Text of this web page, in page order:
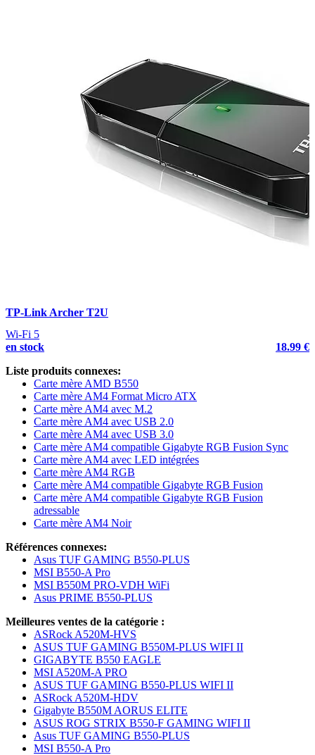
TP-Link Archer T2U
Wi-Fi 5
en stock
18.99 €
Liste produits connexes:
Carte mère AMD B550
Carte mère AM4 Format Micro ATX
Carte mère AM4 avec M.2
Carte mère AM4 avec USB 2.0
Carte mère AM4 avec USB 3.0
Carte mère AM4 compatible Gigabyte RGB Fusion Sync
Carte mère AM4 avec LED intégrées
Carte mère AM4 RGB
Carte mère AM4 compatible Gigabyte RGB Fusion
Carte mère AM4 compatible Gigabyte RGB Fusion
adressable
Carte mère AM4 Noir
Références connexes:
Asus TUF GAMING B550-PLUS
MSI B550-A Pro
MSI B550M PRO-VDH WiFi
Asus PRIME B550-PLUS
Meilleures ventes de la catégorie :
ASRock A520M-HVS
ASUS TUF GAMING B550M-PLUS WIFI II
GIGABYTE B550 EAGLE
MSI A520M-A PRO
ASUS TUF GAMING B550-PLUS WIFI II
ASRock A520M-HDV
Gigabyte B550M AORUS ELITE
ASUS ROG STRIX B550-F GAMING WIFI II
Asus TUF GAMING B550-PLUS
MSI B550-A Pro